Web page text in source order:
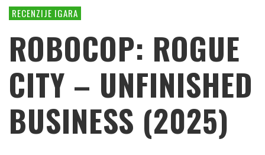
RECENZIJE IGARA
ROBOCOP: ROGUE
CITY – UNFINISHED
BUSINESS (2025)